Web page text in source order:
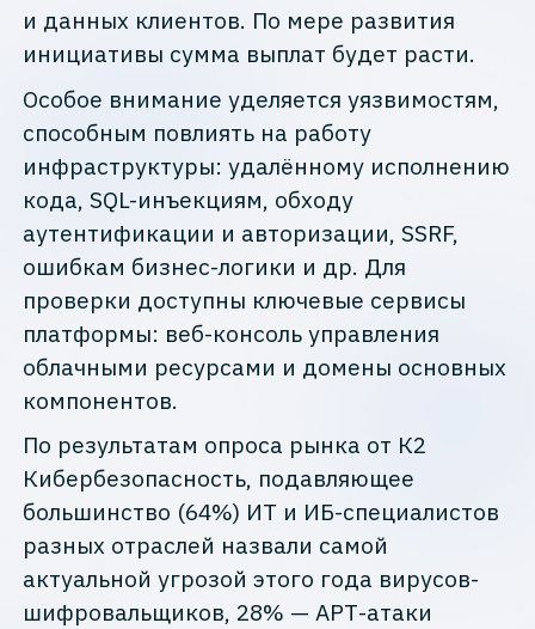
и данных клиентов. По мере развития
инициативы сумма выплат будет расти.
Особое внимание уделяется уязвимостям,
способным повлиять на работу
инфраструктуры: удалённому исполнению
кода, SQL-инъекциям, обходу
аутентификации и авторизации, SSRF,
ошибкам бизнес-логики и др. Для
проверки доступны ключевые сервисы
платформы: веб-консоль управления
облачными ресурсами и домены основных
компонентов.
По результатам опроса рынка от К2
Кибербезопасность, подавляющее
большинство (64%) ИТ и ИБ-специалистов
разных отраслей назвали самой
актуальной угрозой этого года вирусов-
шифровальщиков, 28% — АРТ-атаки